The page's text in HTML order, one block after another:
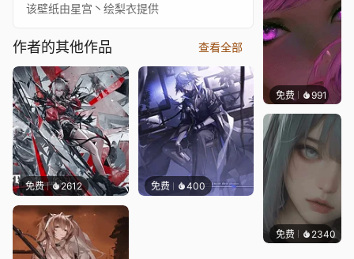
该壁纸由星宫丶绘梨衣提供
作者的其他作品 查看全部
免费 2612 免费 400
免费 991辰东
免费 2340辰东